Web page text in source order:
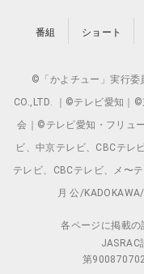
番組 ショート
©「かよチュー」実行委
CO.,LTD. ｜©テレビ愛知｜
会｜©テレビ愛知・フリュ
ビ、中京テレビ、CBCテレ
テレビ、CBCテレビ、メ〜
月 公/
各ページに掲載の
JASRAC
第